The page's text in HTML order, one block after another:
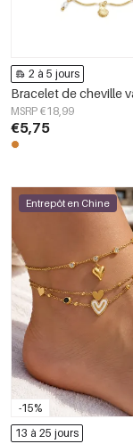
2 à 5 jours
MSRP €18,99
€5,75
-15%
Entrepôt en Chine
13 à 25 jours